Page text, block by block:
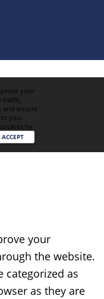
your
traffic,
and ensure
you.
by
ACCEPT
your
the website.
categorized as
as they are